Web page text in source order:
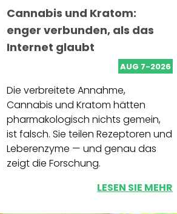
Cannabis und Kratom:
enger verbunden, als das
Internet glaubt
AUG 7-2026
Die verbreitete Annahme,
Cannabis und Kratom hätten
pharmakologisch nichts gemein,
ist falsch. Sie teilen Rezeptoren und
Leberenzyme — und genau das
zeigt die Forschung.
LESEN SIE MEHR